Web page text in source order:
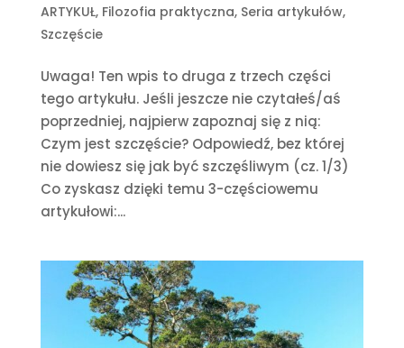
ARTYKUŁ, Filozofia praktyczna, Seria artykułów,
Szczęście
Uwaga! Ten wpis to druga z trzech części
tego artykułu. Jeśli jeszcze nie czytałeś/aś
poprzedniej, najpierw zapoznaj się z nią:
Czym jest szczęście? Odpowiedź, bez której
nie dowiesz się jak być szczęśliwym (cz. 1/3)
Co zyskasz dzięki temu 3-częściowemu
artykułowi:...